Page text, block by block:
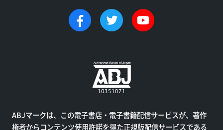
ABJマークは、この電子書店・電子書籍配信サービスが、著作
権者からコンテンツ使用許諾を得た正規版配信サービスである